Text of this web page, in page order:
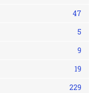
47
5
9
19
229